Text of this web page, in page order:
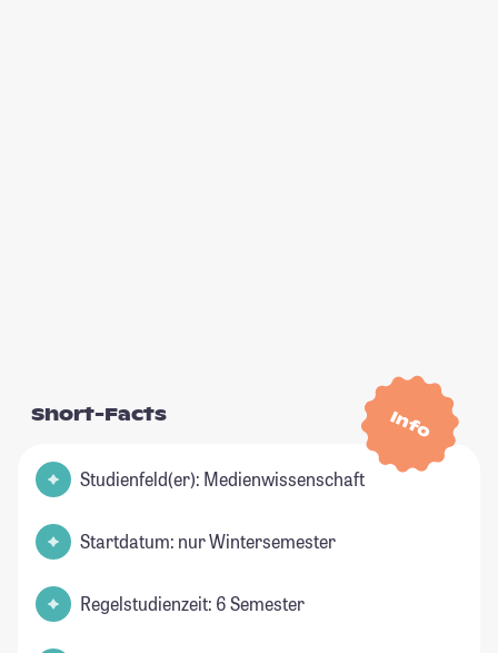
Info
Short-Facts
Studienfeld(er): Medienwissenschaft
Startdatum: nur Wintersemester
Regelstudienzeit: 6 Semester